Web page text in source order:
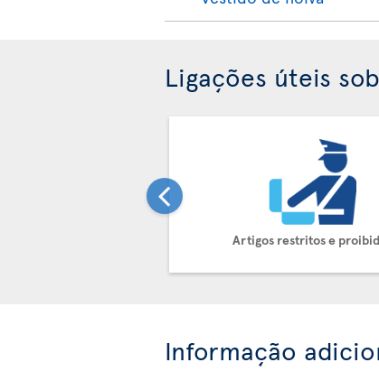
Ligações úteis
Artigos restritos e
Informação